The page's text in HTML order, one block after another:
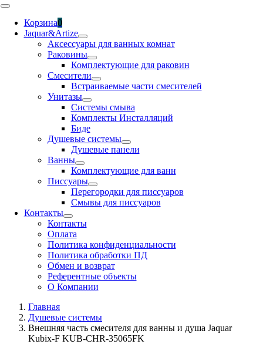
Toggle
NavigationКорзина0
Jaquar&Artize
Аксессуары для ванных комнат
Раковины
Комплектующие для раковин
Смесители
Встраиваемые части смесителей
Унитазы
Системы смыва
Комплекты Инсталляций
Биде
Душевые системы
Душевые панели
Ванны
Комплектующие для ванн
Писсуары
Перегородки для писсуаров
Смывы для писсуаров
Контакты
Контакты
Оплата
Политика конфиденциальности
Политика обработки ПД
Обмен и возврат
Референтные объекты
О Компании
Главная
Душевые системы
Внешняя часть смесителя для ванны и душа Jaquar
Kubix-F KUB-CHR-35065FK